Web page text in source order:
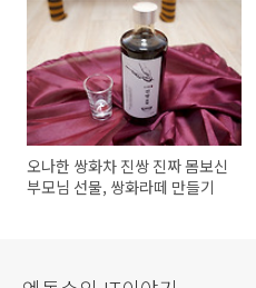
오나한 쌍화차 진쌍 진짜 몸보신
부모님 선물, 쌍화라떼 만들기